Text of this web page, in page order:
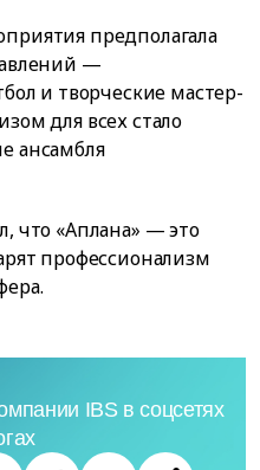
предполагала
—
и творческие мастер-
для всех стало
ансамбля
что «Аплана» — это
профессионализм
IBS в соцсетях